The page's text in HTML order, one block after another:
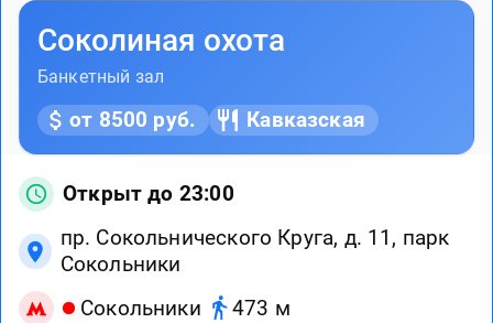
Соколиная охота
Банкетный зал
от 8500 руб. Кавказская
Открыт до 23:00
пр. Сокольнического Круга, д. 11, парк
Сокольники
Сокольники
473 м